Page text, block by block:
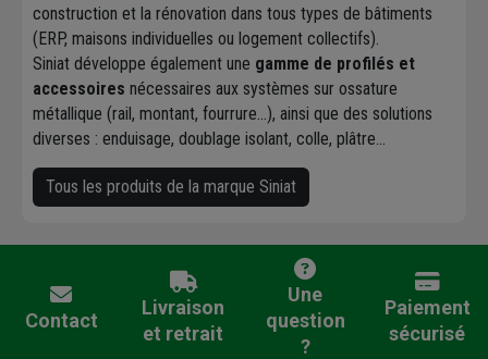
construction et la rénovation dans tous types de bâtiments
(ERP, maisons individuelles ou logement collectifs).
Siniat développe également une gamme de profilés et
accessoires nécessaires aux systèmes sur ossature
métallique (rail, montant, fourrure…), ainsi que des solutions
diverses : enduisage, doublage isolant, colle, plâtre…
Tous les produits de la marque Siniat
Contact
Livraison
et retrait
Une
question
?
Paiement
sécurisé